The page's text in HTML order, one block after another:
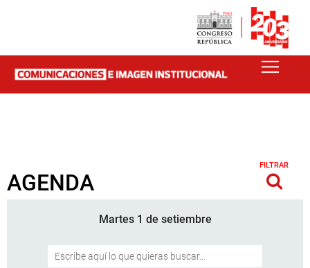
AGENDA
FILTRAR
Martes 1 de setiembre